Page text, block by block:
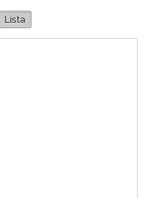
Lista